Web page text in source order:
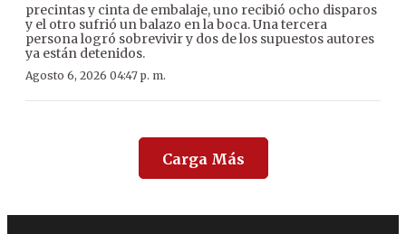
precintas y cinta de embalaje, uno recibió ocho disparos
y el otro sufrió un balazo en la boca. Una tercera
persona logró sobrevivir y dos de los supuestos autores
ya están detenidos.
Agosto 6, 2026 04:47 p. m.
Carga Más